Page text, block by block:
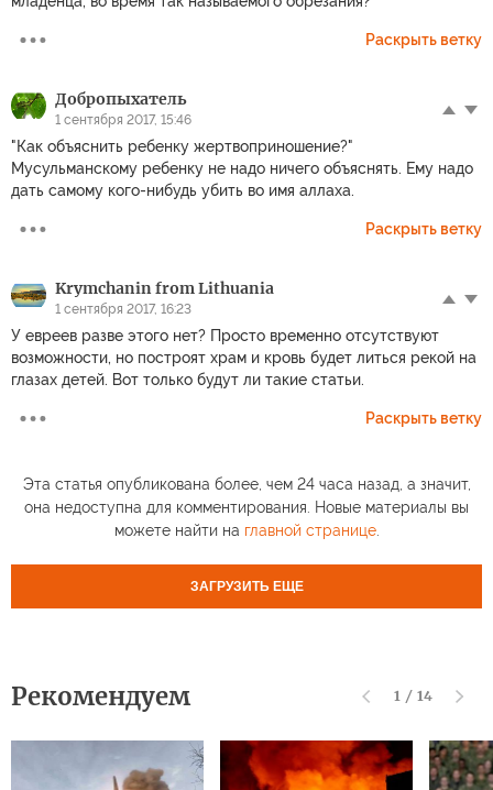
Раскрыть ветку
Добропыхатель
1 сентября 2017, 15:46
"Как объяснить ребенку жертвоприношение?"
Мусульманскому ребенку не надо ничего объяснять. Ему надо
дать самому кого-нибудь убить во имя аллаха.
Раскрыть ветку
Krymchanin from Lithuania
1 сентября 2017, 16:23
У евреев разве этого нет? Просто временно отсутствуют
возможности, но построят храм и кровь будет литься рекой на
глазах детей. Вот только будут ли такие статьи.
Раскрыть ветку
Эта статья опубликована более, чем 24 часа назад, а значит,
она недоступна для комментирования. Новые материалы вы
можете найти на главной странице.
ЗАГРУЗИТЬ ЕЩЕ
Рекомендуем 1 / 14